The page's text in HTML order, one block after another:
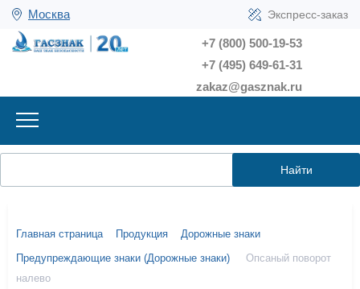
Москва Экспресс-заказ
+7 (800) 500-19-53
+7 (495) 649-61-31
zakaz@gasznak.ru
Найти
Главная страница Продукция
Дорожные знаки
Предупреждающие знаки (Дорожные знаки)
Опсаный поворот
налево